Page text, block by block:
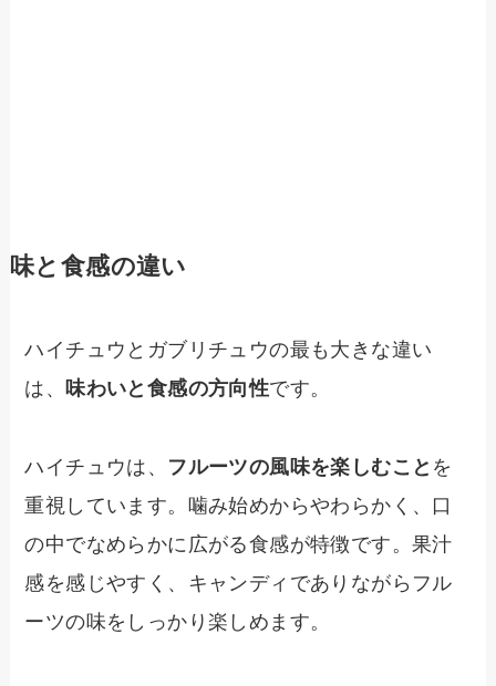
味と食感の違い
ハイチュウとガブリチュウの最も大きな違い
は、 味わいと食感の方向性です。
ハイチュウは、 フルーツの風味を楽しむこと を
重視しています。噛み始めからやわらかく、口
の中でなめらかに広がる食感が特徴です。果汁
感を感じやすく、キャンディでありながらフル
ーツの味をしっかり楽しめます。